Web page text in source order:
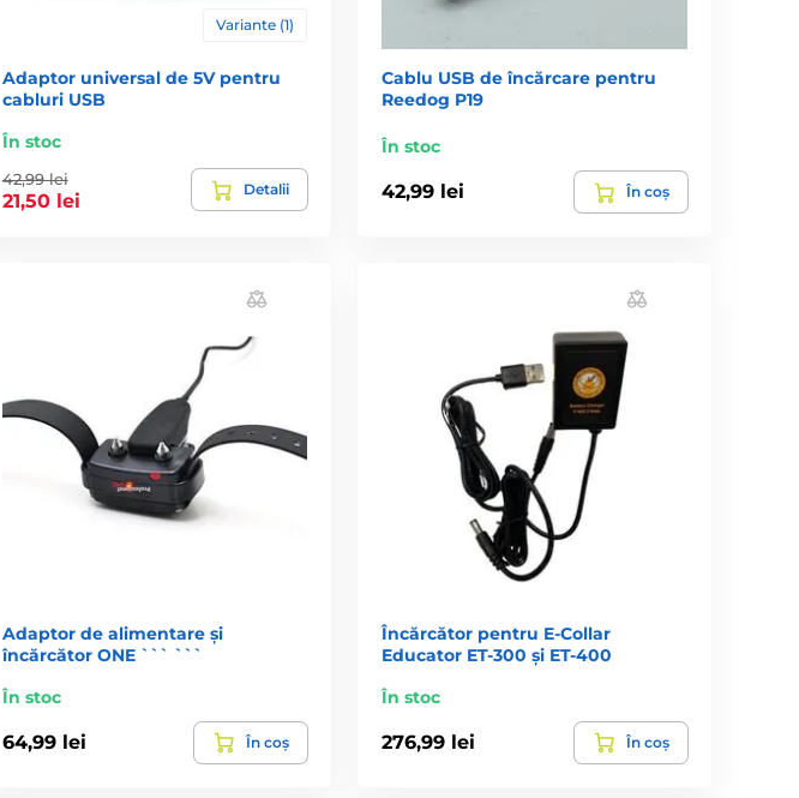
Variante (1)
Adaptor universal de 5V pentru
cabluri USB
În stoc
42,99 lei
21,50 lei
Detalii
Cablu USB de încărcare pentru
Reedog P19
În stoc
42,99 lei În coș
Adaptor de alimentare și
încărcător ONE ``` ```
În stoc
64,99 lei În coș
Încărcător pentru E-Collar
Educator ET-300 și ET-400
În stoc
276,99 lei În coș